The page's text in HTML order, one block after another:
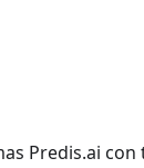
Predis.ai